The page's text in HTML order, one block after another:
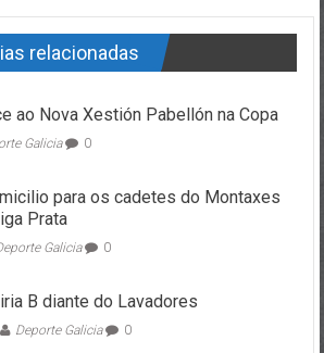
relacionadas
ao Nova Xestión Pabellón na Copa
Galicia 0
para os cadetes do Montaxes
Prata
Galicia 0
B diante do Lavadores
Deporte Galicia 0